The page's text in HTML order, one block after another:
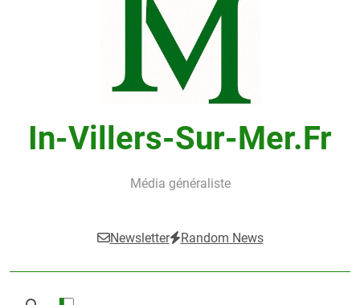
In-Villers-Sur-Mer.fr
Média généraliste
Newsletter Random News